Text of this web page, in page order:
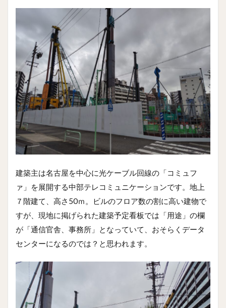
建築主は名古屋を中心に光ケーブル回線の「コミュフ
ァ」を展開する中部テレコミュニケーションです。地上
７階建て、高さ50ｍ。ビルのフロア数の割に高い建物で
すが、現地に掲げられた建築予定看板では「用途」の欄
が「通信官舎、事務所」となっていて、おそらくデータ
センターになるのでは？と思われます。